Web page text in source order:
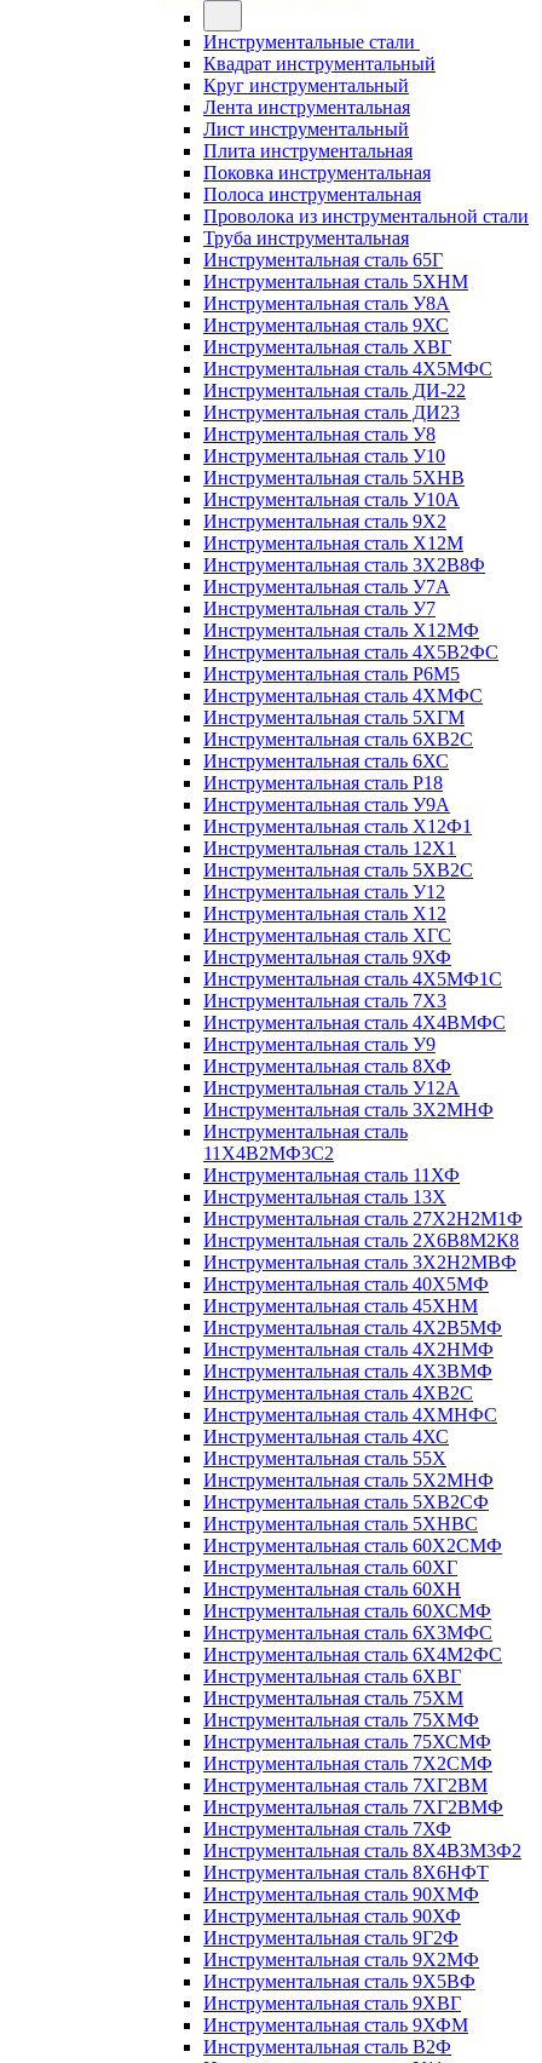
Инструментальные стали
Квадрат инструментальный
Круг инструментальный
Лента инструментальная
Лист инструментальный
Плита инструментальная
Поковка инструментальная
Полоса инструментальная
Проволока из инструментальной стали
Труба инструментальная
Инструментальная сталь 65Г
Инструментальная сталь 5ХНМ
Инструментальная сталь У8А
Инструментальная сталь 9ХС
Инструментальная сталь ХВГ
Инструментальная сталь 4Х5МФС
Инструментальная сталь ДИ-22
Инструментальная сталь ДИ23
Инструментальная сталь У8
Инструментальная сталь У10
Инструментальная сталь 5ХНВ
Инструментальная сталь У10А
Инструментальная сталь 9Х2
Инструментальная сталь Х12М
Инструментальная сталь 3Х2В8Ф
Инструментальная сталь У7А
Инструментальная сталь У7
Инструментальная сталь Х12МФ
Инструментальная сталь 4Х5В2ФС
Инструментальная сталь Р6М5
Инструментальная сталь 4ХМФС
Инструментальная сталь 5ХГМ
Инструментальная сталь 6ХВ2С
Инструментальная сталь 6ХС
Инструментальная сталь Р18
Инструментальная сталь У9А
Инструментальная сталь Х12Ф1
Инструментальная сталь 12Х1
Инструментальная сталь 5ХВ2С
Инструментальная сталь У12
Инструментальная сталь Х12
Инструментальная сталь ХГС
Инструментальная сталь 9ХФ
Инструментальная сталь 4Х5МФ1С
Инструментальная сталь 7Х3
Инструментальная сталь 4Х4ВМФС
Инструментальная сталь У9
Инструментальная сталь 8ХФ
Инструментальная сталь У12А
Инструментальная сталь 3Х2МНФ
Инструментальная сталь
11Х4В2МФ3С2
Инструментальная сталь 11ХФ
Инструментальная сталь 13Х
Инструментальная сталь 27Х2Н2М1Ф
Инструментальная сталь 2Х6В8М2К8
Инструментальная сталь 3Х2Н2МВФ
Инструментальная сталь 40Х5МФ
Инструментальная сталь 45ХНМ
Инструментальная сталь 4Х2В5МФ
Инструментальная сталь 4Х2НМФ
Инструментальная сталь 4Х3ВМФ
Инструментальная сталь 4ХВ2С
Инструментальная сталь 4ХМНФС
Инструментальная сталь 4ХС
Инструментальная сталь 55Х
Инструментальная сталь 5Х2МНФ
Инструментальная сталь 5ХВ2СФ
Инструментальная сталь 5ХНВС
Инструментальная сталь 60Х2СМФ
Инструментальная сталь 60ХГ
Инструментальная сталь 60ХН
Инструментальная сталь 60ХСМФ
Инструментальная сталь 6Х3МФС
Инструментальная сталь 6Х4М2ФС
Инструментальная сталь 6ХВГ
Инструментальная сталь 75ХМ
Инструментальная сталь 75ХМФ
Инструментальная сталь 75ХСМФ
Инструментальная сталь 7Х2СМФ
Инструментальная сталь 7ХГ2ВМ
Инструментальная сталь 7ХГ2ВМФ
Инструментальная сталь 7ХФ
Инструментальная сталь 8Х4В3М3Ф2
Инструментальная сталь 8Х6НФТ
Инструментальная сталь 90ХМФ
Инструментальная сталь 90ХФ
Инструментальная сталь 9Г2Ф
Инструментальная сталь 9Х2МФ
Инструментальная сталь 9Х5ВФ
Инструментальная сталь 9ХВГ
Инструментальная сталь 9ХФМ
Инструментальная сталь В2Ф